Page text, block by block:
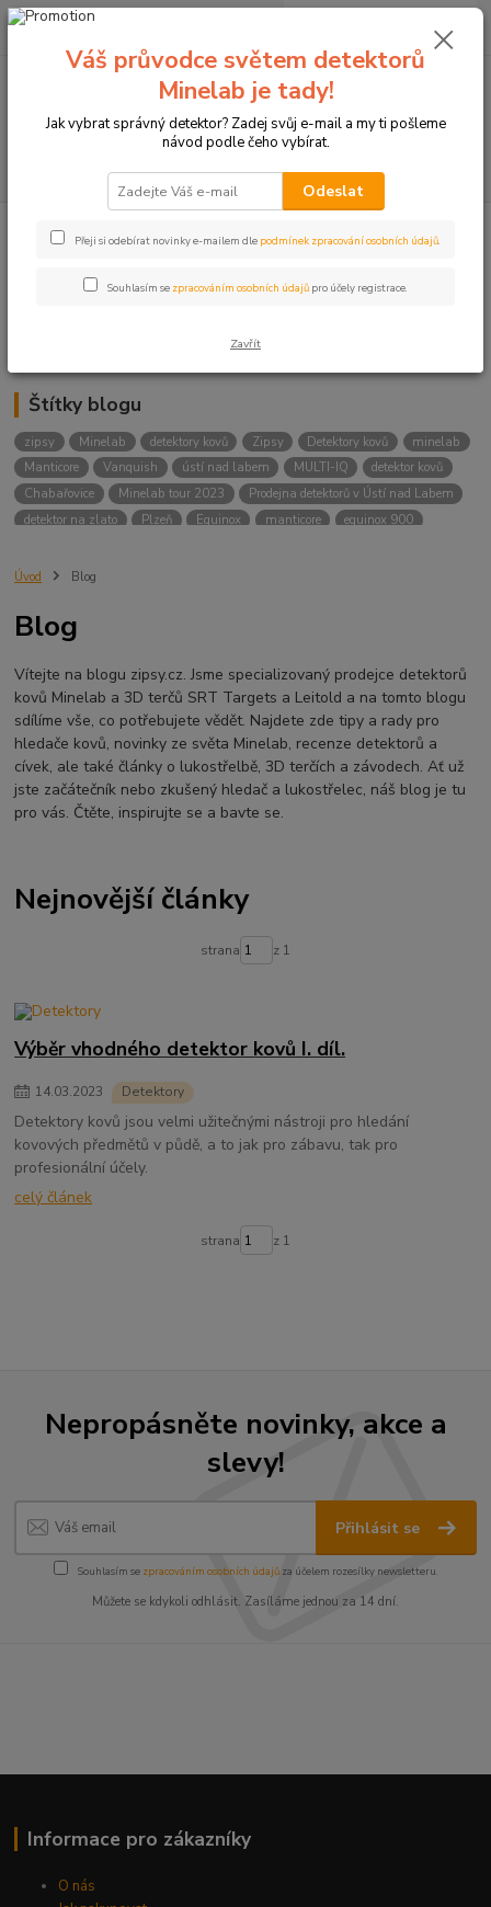
+420774877333
0 Kč
Kategorie blogu
Detektory
Štítky blogu
zipsy Minelab detektory kovů Zipsy Detektory kovů
minelab
Manticore
Vanquish ústí nad labem MULTI-IQ
detektor kovů
Chabařovice
Minelab tour 2023
Prodejna detektorů v Ústí nad Labem
detektor na zlato
Plzeň Equinox manticore
equinox 900
Sraz detektorářů
ÚSTÍ NAD LABEM
Jídlo na cesty
Mníšek u Liberece Karlovy Vary
Equinox 900
Soutěž o detektor
Severní Čechy
hledání pokladů
technologie Multi IQ
Úvod Blog
Blog
Vítejte na blogu zipsy.cz. Jsme specializovaný prodejce detektorů
kovů Minelab a 3D terčů SRT Targets a Leitold a na tomto blogu
sdílíme vše, co potřebujete vědět. Najdete zde tipy a rady pro
hledače kovů, novinky ze světa Minelab, recenze detektorů a
cívek, ale také články o lukostřelbě, 3D terčích a závodech. Ať už
jste začátečník nebo zkušený hledač a lukostřelec, náš blog je tu
pro vás. Čtěte, inspirujte se a bavte se.
Nejnovější články
strana z 1
Výběr vhodného detektor kovů I. díl.
14.03.2023 Detektory
Detektory kovů jsou velmi užitečnými nástroji pro hledání
kovových předmětů v půdě, a to jak pro zábavu, tak pro
profesionální účely.
celý článek
strana z 1
Nepropásněte novinky, akce a
slevy!
Přihlásit se
Souhlasím se zpracováním osobních údajůza účelem rozesílky newsletteru.
Můžete se kdykoli odhlásit. Zasíláme jednou za 14 dní.
Informace pro zákazníky
O nás
Váš průvodce světem detektorů
Minelab je tady!
Jak vybrat správný detektor? Zadej svůj e-mail a my ti pošleme
návod podle čeho vybírat.
Odeslat
Přeji si odebírat novinky e-mailem dle podmínek zpracování osobních údajů.
Souhlasím se zpracováním osobních údajů pro účely registrace.
Zavřít